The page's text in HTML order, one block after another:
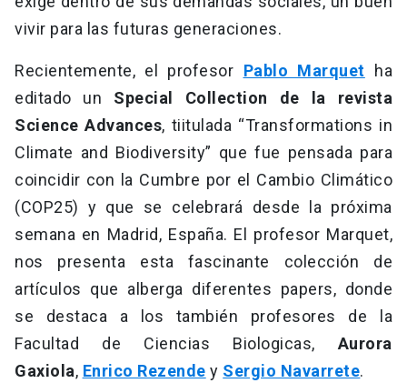
vivir para las futuras generaciones.
Recientemente, el profesor Pablo Marquet ha
editado un Special Collection de la revista
Science Advances, tiitulada “Transformations in
Climate and Biodiversity” que fue pensada para
coincidir con la Cumbre por el Cambio Climático
(COP25) y que se celebrará desde la próxima
semana en Madrid, España. El profesor Marquet,
nos presenta esta fascinante colección de
artículos que alberga diferentes papers, donde
se destaca a los también profesores de la
Facultad de Ciencias Biologicas, Aurora
Gaxiola, Enrico Rezende y Sergio Navarrete.